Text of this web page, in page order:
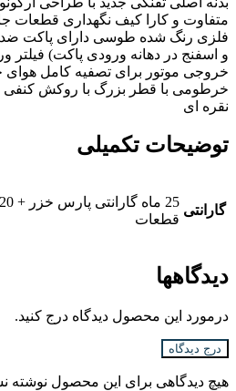
متفاوت و کارا کیف نگهداری قطعات
فلزی رنگ شده طوسی دارای پاکت ضد
و اسفنج در دهانه ورودی پاکت) فیلتر
خروجی موتور برای تصفیه کامل هوای
نقره ای
توضیحات تکمیلی
گارانتی
قطعات
دیدگاهها
درمورد این محصول دیدگاه درج کنید.
درج دیدگاه
هیچ دیدگاهی برای این محصول نوشته